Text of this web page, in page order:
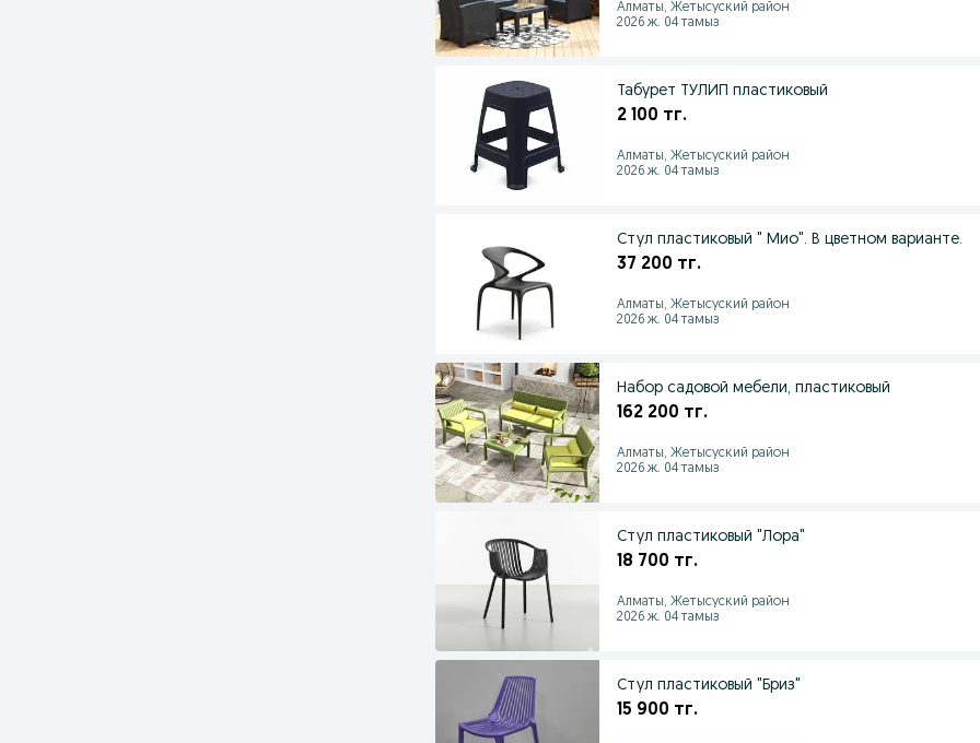
Алматы, Жетысуский район
2026 ж. 04 тамыз
Табурет ТУЛИП пластиковый
2 100 тг.
Алматы, Жетысуский район
2026 ж. 04 тамыз
Стул пластиковый " Мио". В цветном варианте.
37 200 тг.
Алматы, Жетысуский район
2026 ж. 04 тамыз
Набор садовой мебели, пластиковый
162 200 тг.
Алматы, Жетысуский район
2026 ж. 04 тамыз
Стул пластиковый "Лора"
18 700 тг.
Алматы, Жетысуский район
2026 ж. 04 тамыз
Стул пластиковый "Бриз"
15 900 тг.